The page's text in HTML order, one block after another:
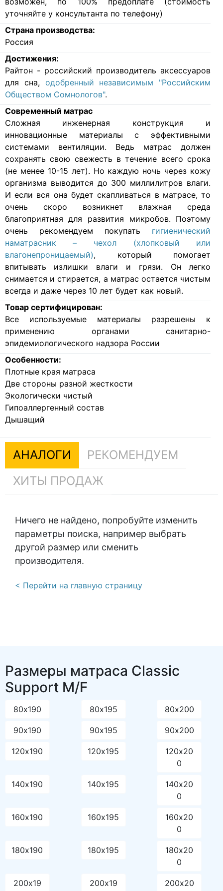
уточняйте у консультанта по телефону)
Страна производства:
Россия
Достижения:
Райтон - российский производитель аксессуаров
для сна, одобренный независимым "Российским
Обществом Сомнологов".
Современный матрас
Cложная инженерная конструкция и
инновационные материалы с эффективными
системами вентиляции. Ведь матрас должен
сохранять свою свежесть в течение всего срока
(не менее 10-15 лет). Но каждую ночь через кожу
организма выводится до 300 миллилитров влаги.
И если вся она будет скапливаться в матрасе, то
очень скоро возникнет влажная среда
благоприятная для развития микробов. Поэтому
очень рекомендуем покупать гигиенический
наматрасник – чехол (хлопковый или
влагонепроницаемый), который помогает
впитывать излишки влаги и грязи. Он легко
снимается и стирается, а матрас остается чистым
всегда и даже через 10 лет будет как новый.
Товар сертифицирован:
Все используемые материалы разрешены к
применению органами санитарно-
эпидемиологического надзора России
Особенности:
Плотные края матраса
Две стороны разной жесткости
Экологически чистый
Гипоаллергенный состав
Дышащий
АНАЛОГИ
РЕКОМЕНДУЕМ
ХИТЫ ПРОДАЖ
Ничего не найдено, попробуйте изменить
параметры поиска, например выбрать
другой размер или сменить
производителя.
< Перейти на главную страницу
Размеры матраса Classic
Support M/F
80х190 80х195 80х200
90х190 90х195 90х200
120х190 120х195
120х20
0
140х190 140х195
140х20
0
160х190 160х195
160х20
0
180х190 180х195
180х20
0
200х19
200х19
200х20